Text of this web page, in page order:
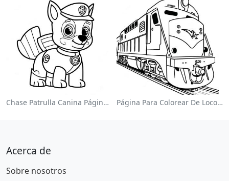
Chase Patrulla Canina Página Para Colorear Página Para Colorear De Locomotora Colorida
Acerca de
Sobre nosotros